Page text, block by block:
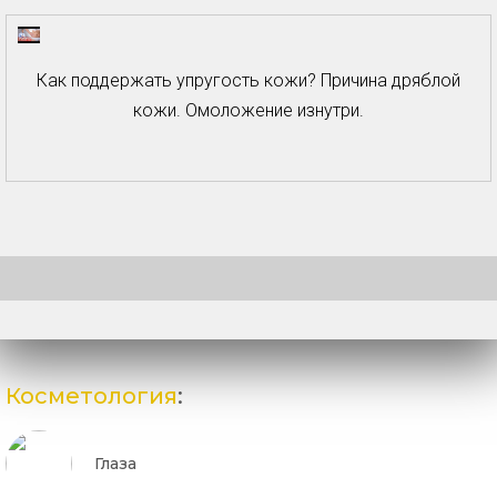
Как поддержать упругость кожи? Причина дряблой
кожи. Омоложение изнутри.
Косметология:
Глаза